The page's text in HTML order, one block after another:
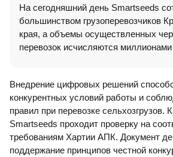
На сегодняшний день Smartseeds
большинством грузоперевозчиков
края, а объемы осуществленных
перевозок исчисляются миллионами
Внедрение цифровых решений
конкурентных условий работы и
правил при перевозке сельхозгрузов.
Smartseeds проходит проверку на
требованиям Хартии АПК. Документ
поддержание принципов честной